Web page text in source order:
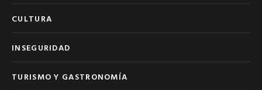
CULTURA
INSEGURIDAD
TURISMO Y GASTRONOMÍA